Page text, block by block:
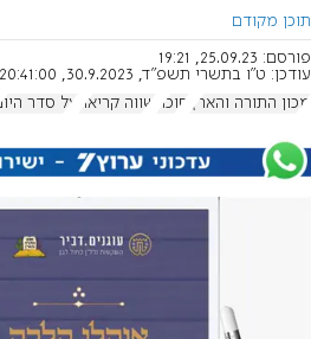
תוכן מקודם
פורסם: 25.09.23, 19:21
עודכן: ט"ו בתשרי תשפ"ד, 30.9.2023, 20:41:00
מכון התורה והארץ
סוכה שווה קריאה על סדר היום